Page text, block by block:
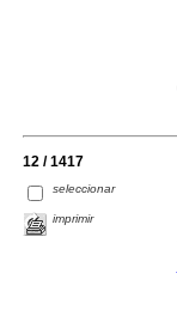
12 / 1417
seleccionar
imprimir